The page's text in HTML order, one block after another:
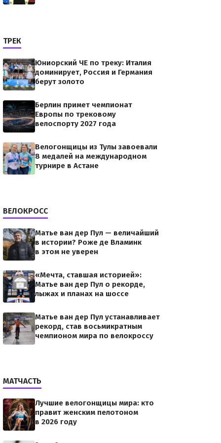
ТРЕК
Юниорский ЧЕ по треку: Италия
доминирует, Россия и Германия
берут золото
Берлин примет чемпионат
Европы по трековому
велоспорту 2027 года
Велогонщицы из Тулы завоевали
8 медалей на международном
турнире в Астане
ВЕЛОКРОСС
Матье ван дер Пул — величайший
в истории? Роже де Вламинк
в этом не уверен
«Мечта, ставшая историей»:
Матье ван дер Пул о рекорде,
лыжах и планах на шоссе
Матье ван дер Пул устанавливает
рекорд, став восьмикратным
чемпионом мира по велокроссу
МАТЧАСТЬ
Лучшие велогонщицы мира: кто
правит женским пелотоном
в 2026 году